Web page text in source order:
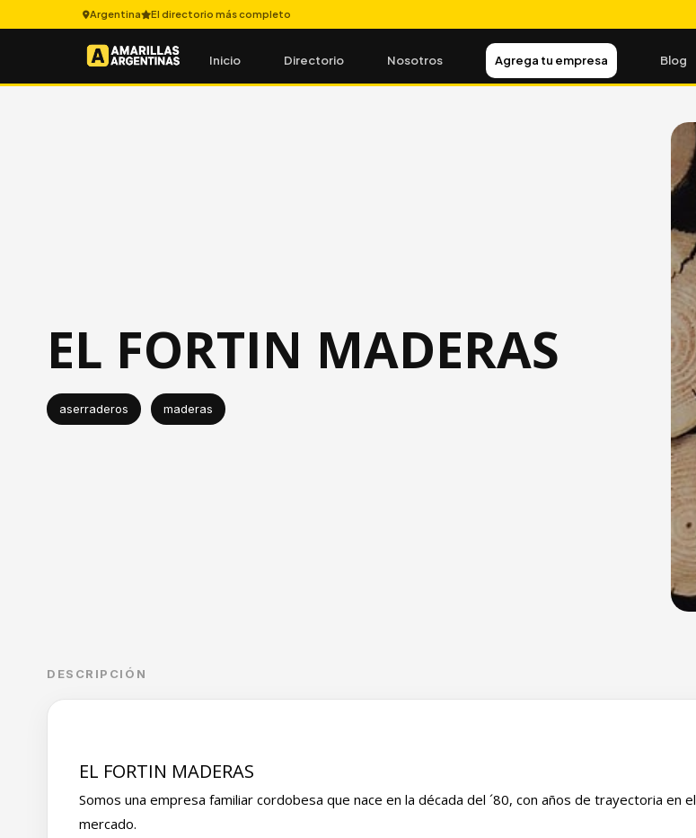
Argentina El directorio más completo
Inicio Directorio Nosotros Agrega tu empresa Blog
EL FORTIN MADERAS
aserraderos maderas
DESCRIPCIÓN
EL FORTIN MADERAS
Somos una empresa familiar cordobesa que nace en la década del ´80, con años de trayectoria en el
mercado.